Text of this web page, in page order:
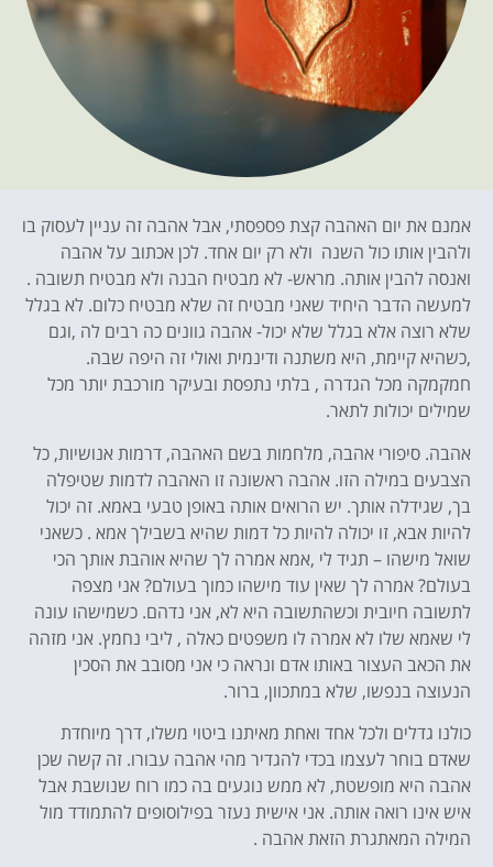
אמנם את יום האהבה קצת פספסתי, אבל אהבה זה עניין לעסוק בו
ולהבין אותו כול השנה ולא רק יום אחד. לכן אכתוב על אהבה
ואנסה להבין אותה. מראש- לא מבטיח הבנה ולא מבטיח תשובה .
למעשה הדבר היחיד שאני מבטיח זה שלא מבטיח כלום. לא בגלל
שלא רוצה אלא בגלל שלא יכול- אהבה גוונים כה רבים לה ,וגם
,כשהיא קיימת, היא משתנה ודינמית ואולי זה היפה שבה.
חמקמקה מכל הגדרה , בלתי נתפסת ובעיקר מורכבת יותר מכל
שמילים יכולות לתאר.
אהבה. סיפורי אהבה, מלחמות בשם האהבה, דרמות אנושיות, כל
הצבעים במילה הזו. אהבה ראשונה זו האהבה לדמות שטיפלה
בך, שגידלה אותך. יש הרואים אותה באופן טבעי באמא. זה יכול
להיות אבא, זו יכולה להיות כל דמות שהיא בשבילך אמא . כשאני
שואל מישהו – תגיד לי ,אמא אמרה לך שהיא אוהבת אותך הכי
בעולם? אמרה לך שאין עוד מישהו כמוך בעולם? אני מצפה
לתשובה חיובית וכשהתשובה היא לא, אני נדהם. כשמישהו עונה
לי שאמא שלו לא אמרה לו משפטים כאלה , ליבי נחמץ. אני מזהה
את הכאב העצור באותו אדם ונראה כי אני מסובב את הסכין
הנעוצה בנפשו, שלא במתכוון, ברור.
כולנו גדלים ולכל אחד ואחת מאיתנו ביטוי משלו, דרך מיוחדת
שאדם בוחר לעצמו בכדי להגדיר מהי אהבה עבורו. זה קשה שכן
אהבה היא מופשטת, לא ממש נוגעים בה כמו רוח שנושבת אבל
איש אינו רואה אותה. אני אישית נעזר בפילוסופים להתמודד מול
המילה המאתגרת הזאת אהבה .